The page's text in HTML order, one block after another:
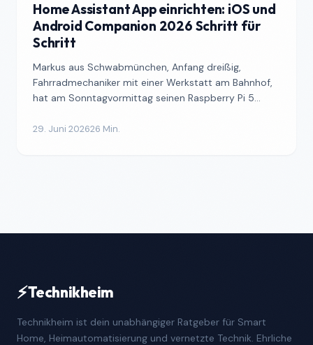
Home Assistant App einrichten: iOS und
Android Companion 2026 Schritt für
Schritt
Markus aus Schwabmünchen, Anfang dreißig,
Fahrradmechaniker mit einer Werkstatt am Bahnhof,
hat am Sonntagvormittag seinen Raspberry Pi 5
29. Juni 202626 Min.
⚡Technikheim
Technikheim ist dein unabhängiger Ratgeber für Smart
Home, Heimautomatisierung und vernetzte Technik. Ehrliche